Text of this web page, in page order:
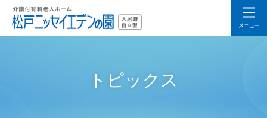
トピックス